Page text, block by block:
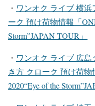
・ ワンオク ライブ 横浜
ーク 預け荷物情報「
Storm”JAPAN TOUR」
・ ワンオク ライブ 広
き方 クローク 預け荷
2020“Eye of the